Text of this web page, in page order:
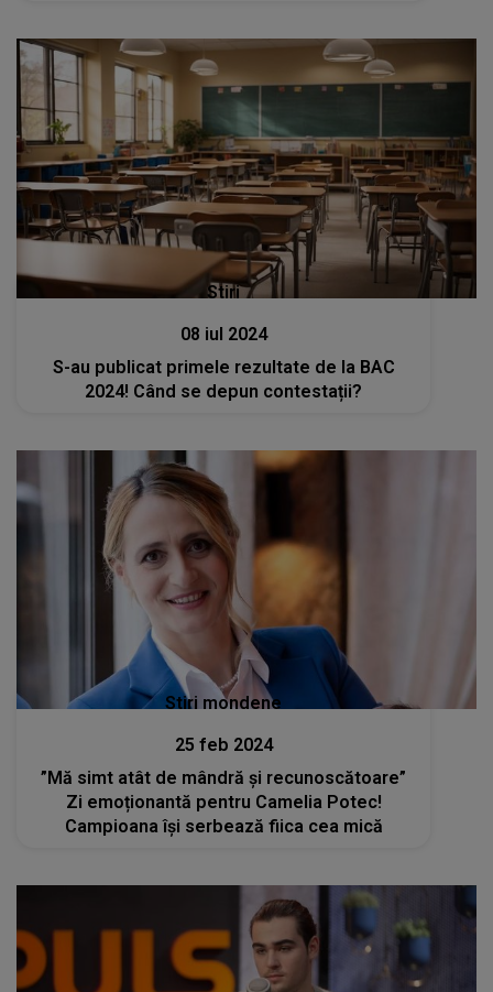
Stiri
08 iul 2024
S-au publicat primele rezultate de la BAC
2024! Când se depun contestații?
Stiri mondene
25 feb 2024
”Mă simt atât de mândră și recunoscătoare”
Zi emoționantă pentru Camelia Potec!
Campioana își serbează fiica cea mică